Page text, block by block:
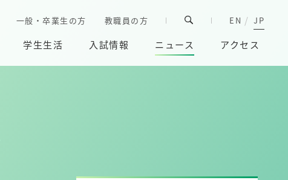
学生生活 入試情報 ニュース アクセス
一般・卒業生の方 教職員の方 EN JP